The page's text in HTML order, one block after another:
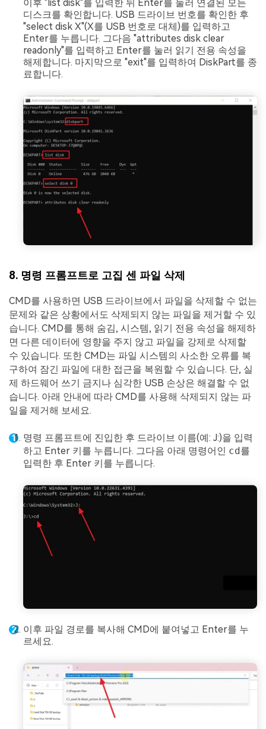
이후 "list disk"를 입력한 뒤 Enter를 눌러 연결된 모든
디스크를 확인합니다. USB 드라이브 번호를 확인한 후
"select disk X"(X를 USB 번호로 대체)를 입력하고
Enter를 누릅니다. 그다음 "attributes disk clear
readonly"를 입력하고 Enter를 눌러 읽기 전용 속성을
해제합니다. 마지막으로 "exit"를 입력하여 DiskPart를 종
료합니다.
8. 명령 프롬프트로 고집 센 파일 삭제
CMD를 사용하면 USB 드라이브에서 파일을 삭제할 수 없는
문제와 같은 상황에서도 삭제되지 않는 파일을 제거할 수 있
습니다. CMD를 통해 숨김, 시스템, 읽기 전용 속성을 해제하
면 다른 데이터에 영향을 주지 않고 파일을 강제로 삭제할
수 있습니다. 또한 CMD는 파일 시스템의 사소한 오류를 복
구하여 잠긴 파일에 대한 접근을 복원할 수 있습니다. 단, 실
제 하드웨어 쓰기 금지나 심각한 USB 손상은 해결할 수 없
습니다. 아래 안내에 따라 CMD를 사용해 삭제되지 않는 파
일을 제거해 보세요.
명령 프롬프트에 진입한 후 드라이브 이름(예: J:)을 입력
하고 Enter 키를 누릅니다. 그다음 아래 명령어인 cd 를
입력한 후 Enter 키를 누릅니다.
이후 파일 경로를 복사해 CMD에 붙여넣고 Enter를 누
르세요.